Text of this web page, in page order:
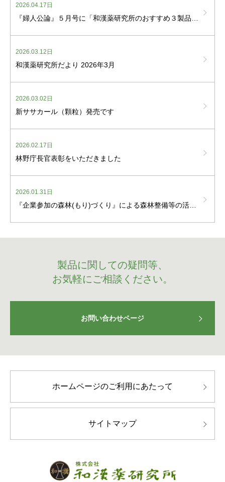
2026.04.17日
2026.03.12日
和漢薬研究所だより 2026年3月
2026.03.02日
新ササカール（顆粒）発売です
2026.02.17日
林野庁長官表彰をいただきました
2026.01.31日
製品に関しての疑問等、
お気軽にご相談ください。
お問い合わせページ
ホームページのご利用にあたって
サイトマップ